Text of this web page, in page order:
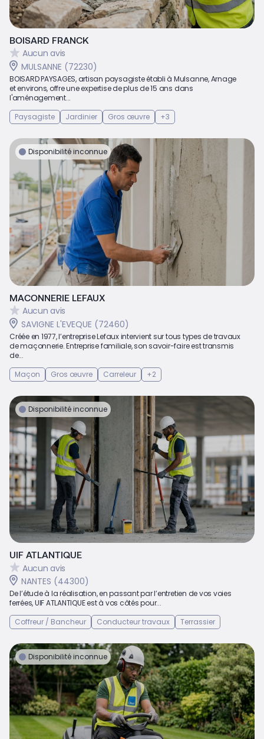
BOISARD FRANCK
Aucun avis
MULSANNE (72230)
BOISARD PAYSAGES, artisan paysagiste établi à Mulsanne, Arnage
et environs, offre une expertise de plus de 15 ans dans
l'aménagement...
Paysagiste
Jardinier Gros œuvre +3
Disponibilité inconnue
MACONNERIE LEFAUX
Aucun avis
SAVIGNE L'EVEQUE (72460)
Créée en 1977, l’entreprise Lefaux intervient sur tous types de travaux
de maçonnerie. Entreprise familiale, son savoir-faire est transmis
de...
Maçon
Gros œuvre Carreleur +2
Disponibilité inconnue
UIF ATLANTIQUE
Aucun avis
NANTES (44300)
De l’étude à la réalisation, en passant par l’entretien de vos voies
ferrées, UIF ATLANTIQUE est à vos côtés pour...
Coffreur / Bancheur
Conducteur travaux Terrassier
Disponibilité inconnue